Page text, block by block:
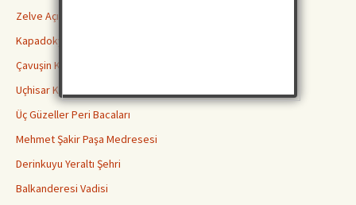
Zelve Açık Hava Müzesi Ören Yeri
Kapadokya Yeraltı Şehirleri Hakkında Bilmeniz Gerekenler
Çavuşin Kilisesi
Uçhisar Kalesi
Üç Güzeller Peri Bacaları
Mehmet Şakir Paşa Medresesi
Derinkuyu Yeraltı Şehri
Balkanderesi Vadisi